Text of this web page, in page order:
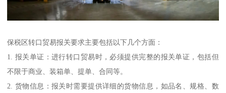
保税区转口贸易报关要求主要包括以下几个方面：
1. 报关单证：进行转口贸易时，必须提供完整的报关单证，包括但
不限于商业、装箱单、提单、合同等。
2. 货物信息：报关时需要提供详细的货物信息，如品名、规格、数